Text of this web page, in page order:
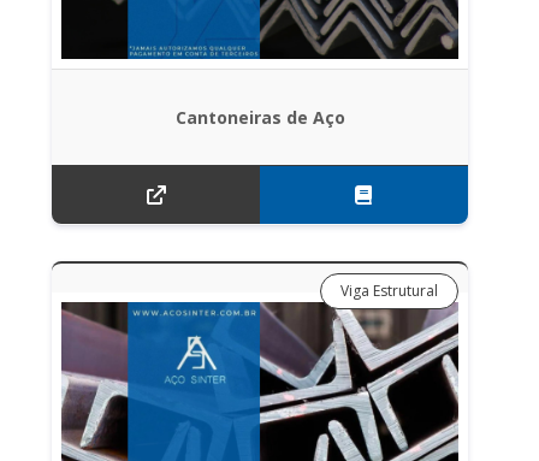
Cantoneiras de Aço
Viga Estrutural